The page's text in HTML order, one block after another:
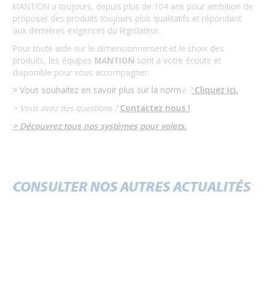
MANTION a toujours, depuis plus de 104 ans pour ambition de
proposer des produits toujours plus qualitatifs et répondant
aux dernières exigences du législateur.
Pour toute aide sur le dimensionnement et le choix des
produits, les équipes MANTION sont à votre écoute et
disponible pour vous accompagner.
> Vous souhaitez en savoir plus sur la norme ? Cliquez ici.
> Vous avez des questions ? Contactez nous !
> Découvrez tous nos systèmes pour volets.
CONSULTER NOS AUTRES ACTUALITÉS